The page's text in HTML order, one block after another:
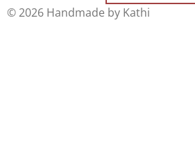
© 2026 Handmade by Kathi